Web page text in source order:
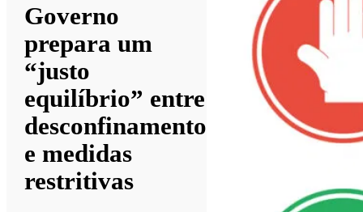
Governo
prepara um
“justo
equilíbrio” entre
desconfinamento
e medidas
restritivas